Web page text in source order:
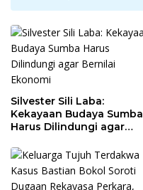
Silvester Sili Laba:
Kekayaan Budaya Sumba
Harus Dilindungi agar